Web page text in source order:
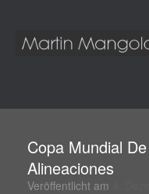
Copa Mundial
Alineaciones
Veröffentlicht am